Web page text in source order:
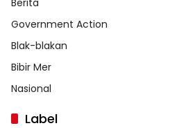
Government Action
Blak-blakan
Bibir Mer
Nasional
Label